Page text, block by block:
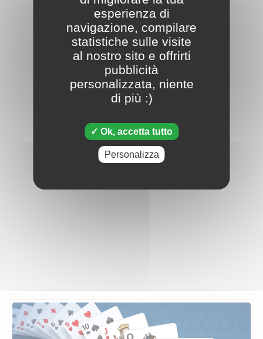
esperienza di
navigazione, compilare
statistiche sulle visite
al nostro sito e offrirti
pubblicità
personalizzata, niente
di più :)
Ok, accetta tutto
Personalizza